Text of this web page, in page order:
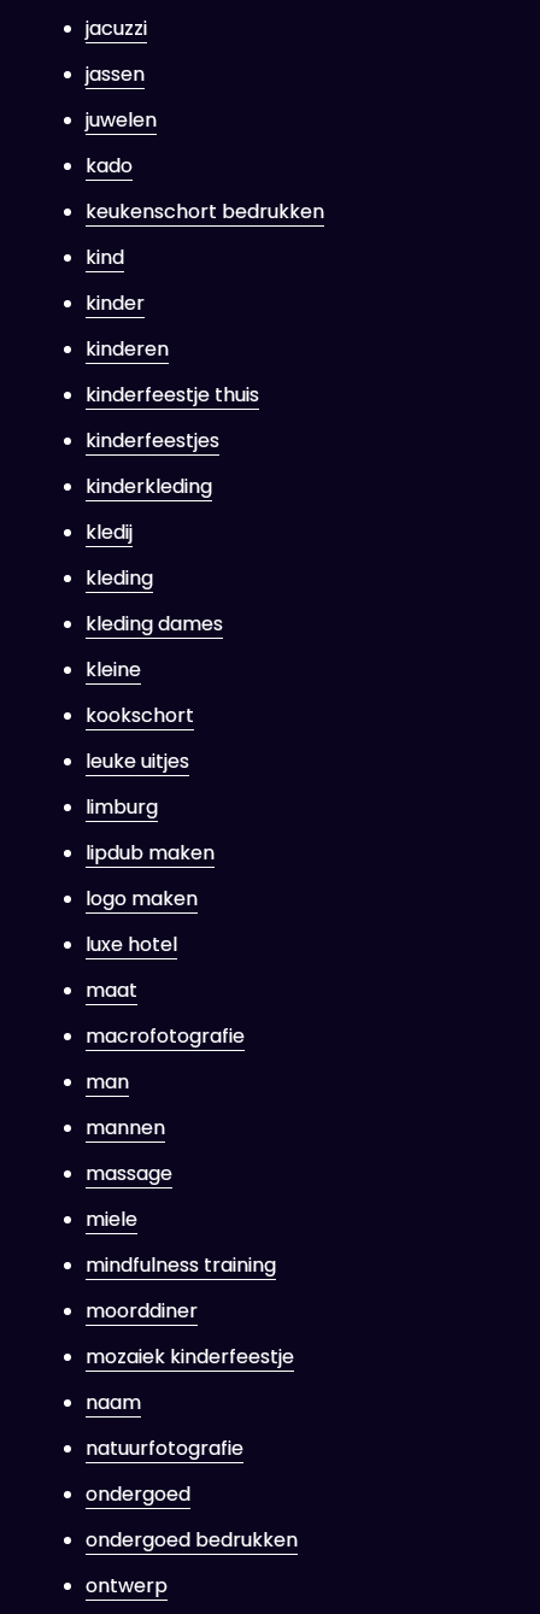
jacuzzi
jassen
juwelen
kado
keukenschort bedrukken
kind
kinder
kinderen
kinderfeestje thuis
kinderfeestjes
kinderkleding
kledij
kleding
kleding dames
kleine
kookschort
leuke uitjes
limburg
lipdub maken
logo maken
luxe hotel
maat
macrofotografie
man
mannen
massage
miele
mindfulness training
moorddiner
mozaiek kinderfeestje
naam
natuurfotografie
ondergoed
ondergoed bedrukken
ontwerp